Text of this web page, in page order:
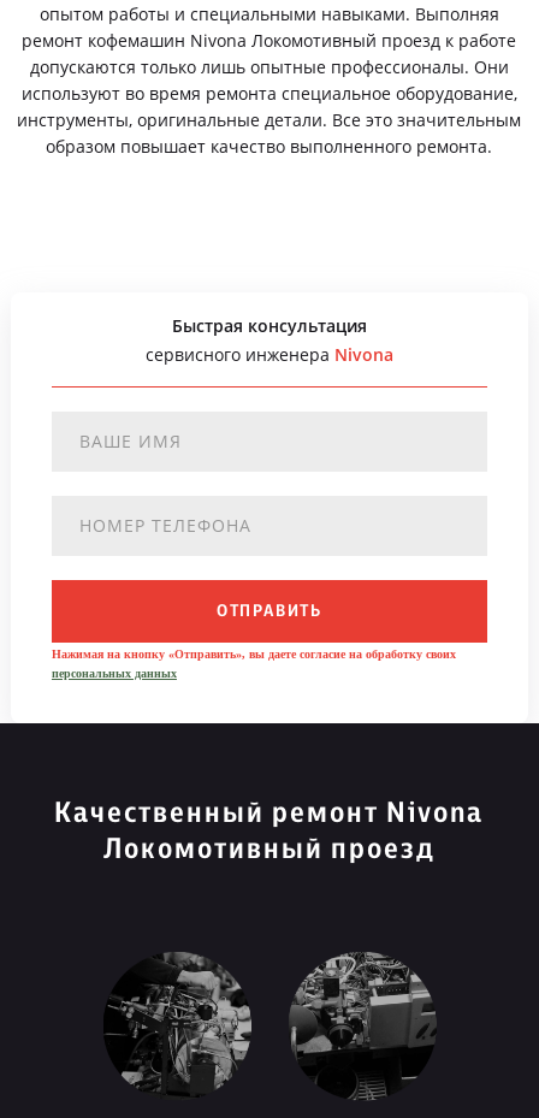
опытом работы и специальными навыками. Выполняя
ремонт кофемашин Nivona Локомотивный проезд к работе
допускаются только лишь опытные профессионалы. Они
используют во время ремонта специальное оборудование,
инструменты, оригинальные детали. Все это значительным
образом повышает качество выполненного ремонта.
Быстрая консультация
сервисного инженера Nivona
ОТПРАВИТЬ
Нажимая на кнопку «Отправить», вы даете согласие на обработку своих
персональных данных
Качественный ремонт Nivona
Локомотивный проезд